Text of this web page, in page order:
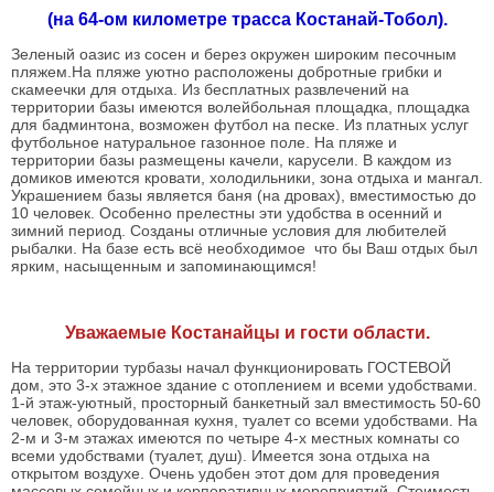
(на 64-ом километре трасса Костанай-Тобол).
Зеленый оазис из сосен и берез окружен широким песочным
пляжем.На пляже уютно расположены добротные грибки и
скамеечки для отдыха. Из бесплатных развлечений на
территории базы имеются волейбольная площадка, площадка
для бадминтона, возможен футбол на песке. Из платных услуг
футбольное натуральное газонное поле. На пляже и
территории базы размещены качели, карусели. В каждом из
домиков имеются кровати, холодильники, зона отдыха и мангал.
Украшением базы является баня (на дровах), вместимостью до
10 человек. Особенно прелестны эти удобства в осенний и
зимний период. Созданы отличные условия для любителей
рыбалки. На базе есть всё необходимое что бы Ваш отдых был
ярким, насыщенным и запоминающимся!
Уважаемые Костанайцы и гости области.
На территории турбазы начал функционировать ГОСТЕВОЙ
дом, это 3-х этажное здание с отоплением и всеми удобствами.
1-й этаж-уютный, просторный банкетный зал вместимость 50-60
человек, оборудованная кухня, туалет со всеми удобствами. На
2-м и 3-м этажах имеются по четыре 4-х местных комнаты со
всеми удобствами (туалет, душ). Имеется зона отдыха на
открытом воздухе. Очень удобен этот дом для проведения